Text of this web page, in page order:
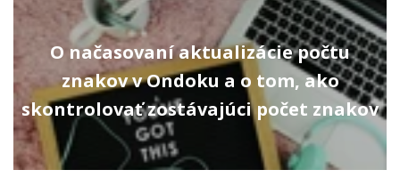
O načasovaní aktualizácie počtu
znakov v Ondoku a o tom, ako
skontrolovať zostávajúci počet znakov